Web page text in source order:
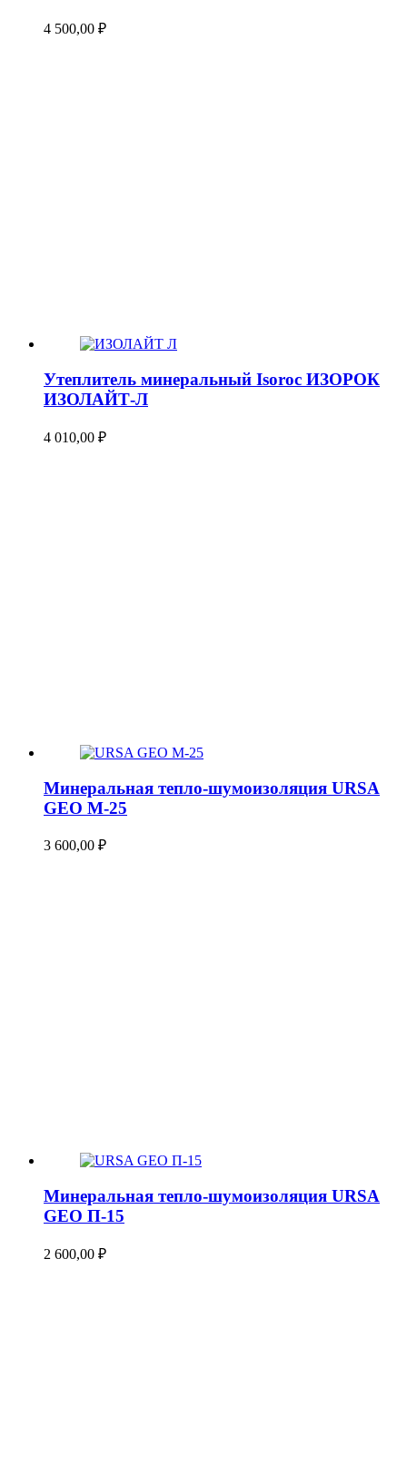
4 500,00 ₽
Утеплитель минеральный Isoroc ИЗОРОК
ИЗОЛАЙТ-Л
4 010,00 ₽
Минеральная тепло-шумоизоляция URSA
GEO М-25
3 600,00 ₽
Минеральная тепло-шумоизоляция URSA
GEO П-15
2 600,00 ₽